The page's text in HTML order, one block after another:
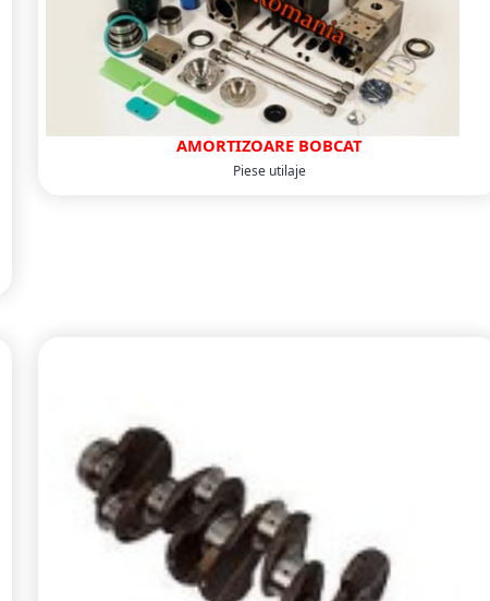
AMORTIZOARE BOBCAT
Piese utilaje